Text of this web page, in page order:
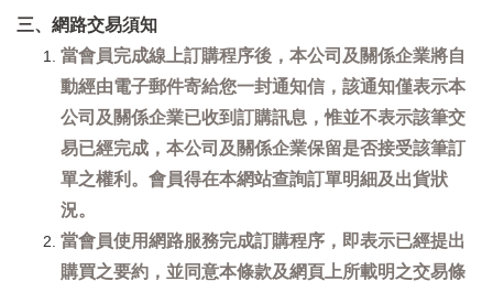
三、網路交易須知
當會員完成線上訂購程序後，本公司及關係企業將自
動經由電子郵件寄給您一封通知信，該通知僅表示本
公司及關係企業已收到訂購訊息，惟並不表示該筆交
易已經完成，本公司及關係企業保留是否接受該筆訂
單之權利。會員得在本網站查詢訂單明細及出貨狀
況。
當會員使用網路服務完成訂購程序，即表示已經提出
購買之要約，並同意本條款及網頁上所載明之交易條